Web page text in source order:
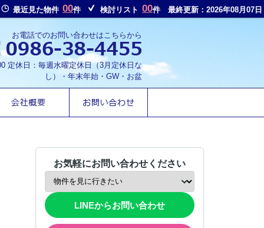
最近見た物件 00件 検討リスト 00件 最終更新：2026年08月07日
お電話でのお問い合わせはこちらから
定休日：毎週水曜定休日（3月定休日な
し）・年末年始・GW・お盆
お気軽にお問い合わせください
LINEからお問い合わせ